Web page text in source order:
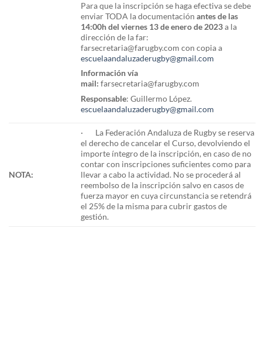
Para que la inscripción se haga efectiva se debe
enviar TODA la documentaciónantes de las
14:00h del viernes 13 de enero de 2023a la
dirección de la far:
farsecretaria@farugby.com con copia a
escuelaandaluzaderugby@gmail.com
Información vía
mail:farsecretaria@farugby.com
Responsable: Guillermo López.
escuelaandaluzaderugby@gmail.com
NOTA:
· La Federación Andaluza de Rugby se reserva
el derecho de cancelar el Curso, devolviendo el
importe íntegro de la inscripción, en caso de no
contar con inscripciones suficientes como para
llevar a cabo la actividad. No se procederá al
reembolso de la inscripción salvo en casos de
fuerza mayor en cuya circunstancia se retendrá
el 25% de la misma para cubrir gastos de
gestión.